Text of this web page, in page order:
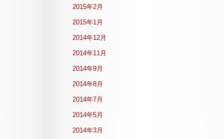
2015年2月
2015年1月
2014年12月
2014年11月
2014年9月
2014年8月
2014年7月
2014年5月
2014年3月